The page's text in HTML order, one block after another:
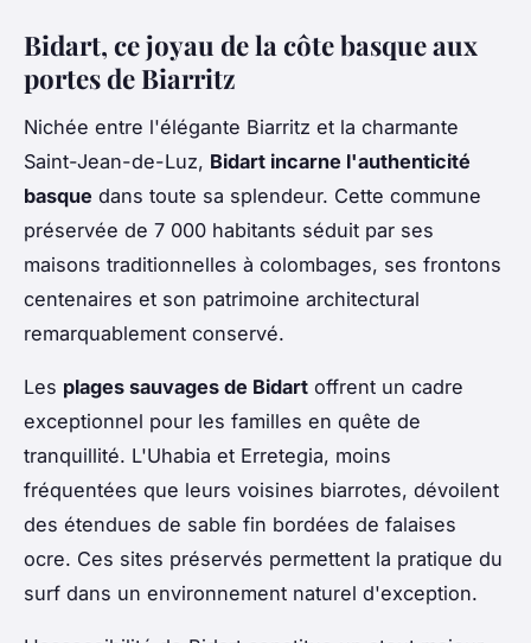
Bidart, ce joyau de la côte basque aux
portes de Biarritz
Nichée entre l'élégante Biarritz et la charmante
Saint-Jean-de-Luz, Bidart incarne l'authenticité
basque dans toute sa splendeur. Cette commune
préservée de 7 000 habitants séduit par ses
maisons traditionnelles à colombages, ses frontons
centenaires et son patrimoine architectural
remarquablement conservé.
Les plages sauvages de Bidart offrent un cadre
exceptionnel pour les familles en quête de
tranquillité. L'Uhabia et Erretegia, moins
fréquentées que leurs voisines biarrotes, dévoilent
des étendues de sable fin bordées de falaises
ocre. Ces sites préservés permettent la pratique du
surf dans un environnement naturel d'exception.